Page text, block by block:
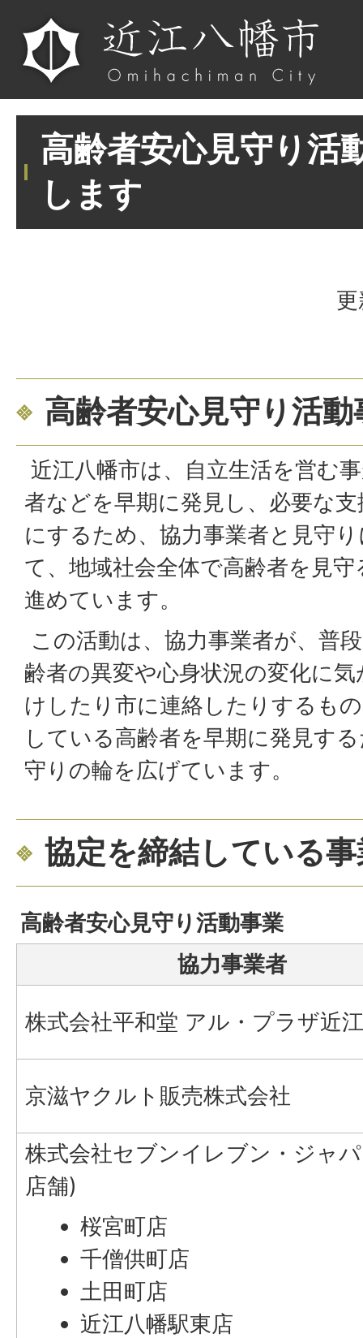
高齢者安心見守り活
します
高齢者安心見守り活
近江八幡市は、自立生活を営む
者などを早期に発見し、必要な
にするため、協力事業者と見守
て、地域社会全体で高齢者を見
進めています。
この活動は、協力事業者が、普
齢者の異変や心身状況の変化に
けしたり市に連絡したりするも
している高齢者を早期に発見す
守りの輪を広げています。
協定を締結している
高齢者安心見守り活動事業
協力事業者
株式会社平和堂 アル・プラザ近
京滋ヤクルト販売株式会社
株式会社セブンイレブン・ジャ
店舗)
桜宮町店
千僧供町店
土田町店
近江八幡駅東店